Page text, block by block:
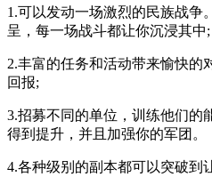
1.可以发动一场激烈的民族战争
呈，每一场战斗都让你沉浸其中;
2.丰富的任务和活动带来愉快的
回报;
3.招募不同的单位，训练他们的
得到提升，并且加强你的军团。
4.各种级别的副本都可以突破到